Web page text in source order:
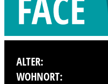
ALTER:
WOHNORT: